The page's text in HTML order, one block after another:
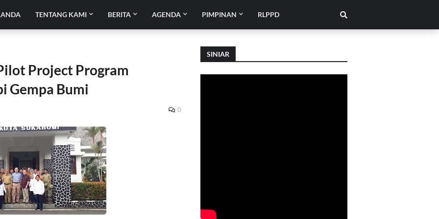
TENTANG KAMI BERITA AGENDA PIMPINAN RLPPD
Project Program
Gempa Bumi
0
SINIAR